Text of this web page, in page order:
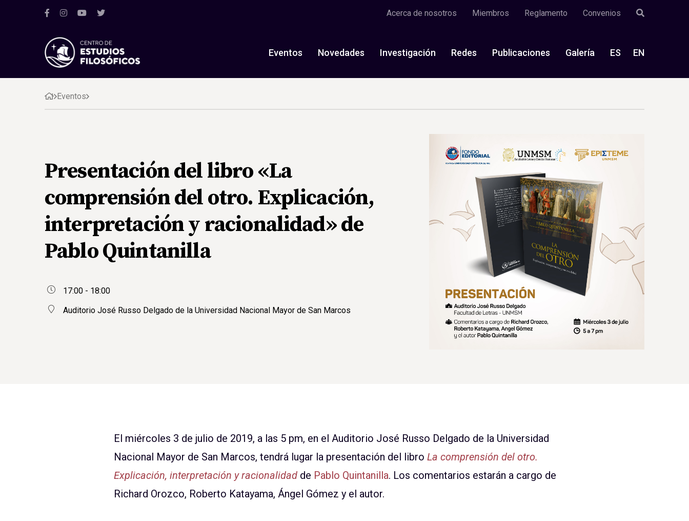
Acerca de nosotros Miembros Reglamento Convenios
Eventos Novedades Investigación Redes Publicaciones Galería ES EN
Eventos
Presentación del libro «La
comprensión del otro. Explicación,
interpretación y racionalidad» de
Pablo Quintanilla
17:00 - 18:00
Auditorio José Russo Delgado de la Universidad Nacional Mayor de San Marcos
El miércoles 3 de julio de 2019, a las 5 pm, en el Auditorio José Russo Delgado de la Universidad
Nacional Mayor de San Marcos, tendrá lugar la presentación del libro La comprensión del otro.
Explicación, interpretación y racionalidad de Pablo Quintanilla. Los comentarios estarán a cargo de
Richard Orozco, Roberto Katayama, Ángel Gómez y el autor.